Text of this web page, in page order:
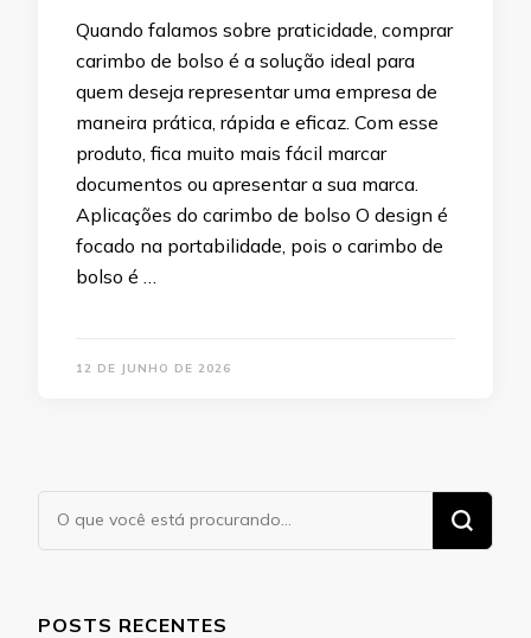
Quando falamos sobre praticidade, comprar
carimbo de bolso é a solução ideal para
quem deseja representar uma empresa de
maneira prática, rápida e eficaz. Com esse
produto, fica muito mais fácil marcar
documentos ou apresentar a sua marca.
Aplicações do carimbo de bolso O design é
focado na portabilidade, pois o carimbo de
bolso é …
12 DE JUNHO DE 2026
Procurando
POSTS RECENTES